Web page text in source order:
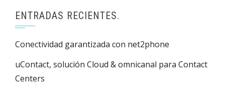
ENTRADAS RECIENTES.
Conectividad garantizada con net2phone
uContact, solución Cloud & omnicanal para Contact
Centers